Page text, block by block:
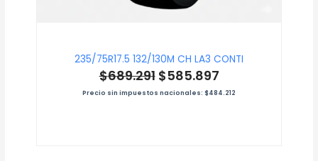
235/75R17.5 132/130M CH LA3 CONTI
$689.291 $585.897
Precio sin impuestos nacionales: $484.212